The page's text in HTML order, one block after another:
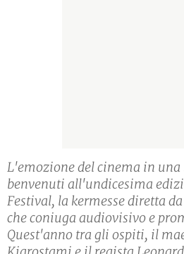
L'emozione del cinema in
benvenuti all'undicesima
Festival, la kermesse diretta
che coniuga audiovisivo e
Quest'anno tra gli ospiti, il